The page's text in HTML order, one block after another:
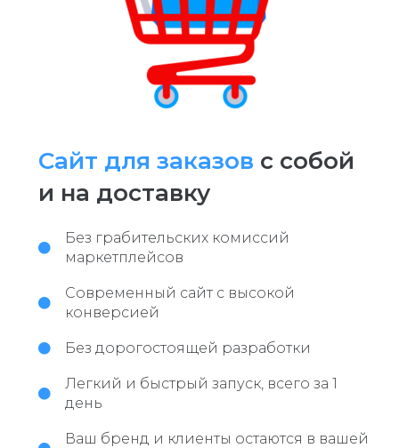
Сайт для заказов с собой
и на доставку
Без грабительских комиссий
маркетплейсов
Современный сайт с высокой
конверсией
Без дорогостоящей разработки
Легкий и быстрый запуск, всего за 1
день
Ваш бренд и клиенты остаются в вашей